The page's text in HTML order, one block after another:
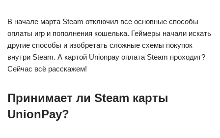
В начале марта Steam отключил все основные способы
оплаты игр и пополнения кошелька. Геймеры начали искать
другие способы и изобретать сложные схемы покупок
внутри Steam. А картой Unionpay оплата Steam проходит?
Сейчас всё расскажем!
Принимает ли Steam карты
UnionPay?